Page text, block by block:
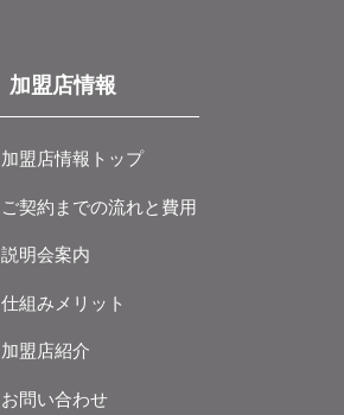
加盟店情報
加盟店情報トップ
ご契約までの流れと費用
説明会案内
仕組みメリット
加盟店紹介
お問い合わせ